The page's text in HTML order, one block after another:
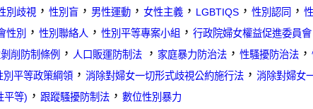
別歧視， 性別盲， 男性運動， 女性主義， LGBTIQS， 性別認同，
性別 ， 性別聯絡人， 性別平等專案小組 ， 行政院婦女權益促進委員會
削防制條例， 人口販運防制法 ， 家庭暴力防治法， 性騷擾防治法，
別平等政策綱領， 消除對婦女一切形式歧視公約施行法， 消除對婦女
平等) ， 跟蹤騷擾防制法， 數位性別暴力